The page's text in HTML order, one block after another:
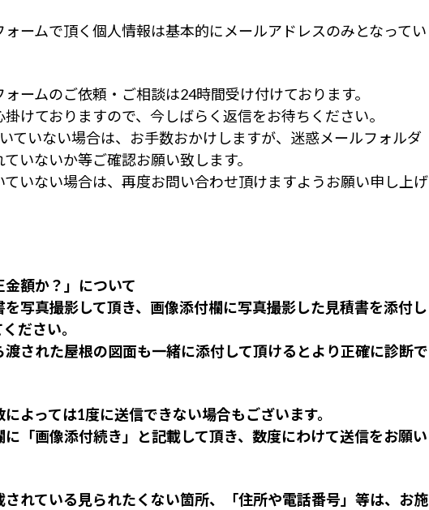
ームで頂く個人情報は基本的にメールアドレスのみとなってい
ームのご依頼・ご相談は24時間受け付けております。
けておりますので、今しばらく返信をお待ちください。
ていない場合は、お手数おかけしますが、迷惑メールフォルダ
いないか等ご確認お願い致します。
ていない場合は、再度お問い合わせ頂けますようお願い申し上げ
額か？」について
を写真撮影して頂き、画像添付欄に写真撮影した見積書を添付し
ださい。
渡された屋根の図面も一緒に添付して頂けるとより正確に診断で
よっては1度に送信できない場合もございます。
に「画像添付続き」と記載して頂き、数度にわけて送信をお願い
れている見られたくない箇所、「住所や電話番号」等は、お施